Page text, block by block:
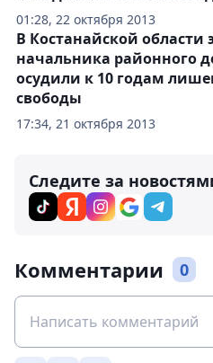
01:28, 22 октября 2013
17:34, 21 октября 2013
В Костанайской области
начальника районного
осудили к 10 годам
свободы
Следите за
Комментарии 0